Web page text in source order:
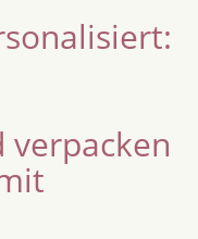
verpacken